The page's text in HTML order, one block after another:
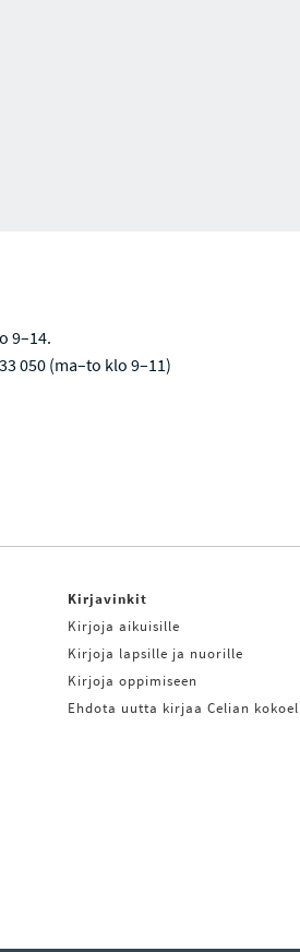
9–14.
050 (ma–to klo 9–11)
Kirjavinkit
Kirjoja aikuisille
Kirjoja lapsille ja nuorille
Kirjoja oppimiseen
Ehdota uutta kirjaa Celian